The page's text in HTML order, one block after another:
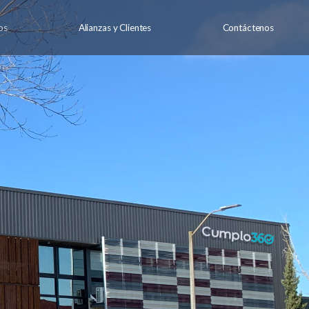
Alianzas y Clientes Contáctenos